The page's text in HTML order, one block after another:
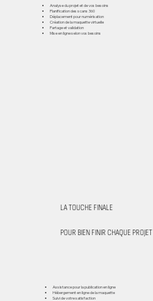
Analyse du projet et de vos besoins
Planification des scans 360
Déplacement pour numérisation
Création de la maquette virtuelle
Partage et validation
Mise en ligne selon vos besoins
LA TOUCHE FINALE
POUR BIEN FINIR CHAQUE PROJET
Assistance pour la publication en ligne
Hébergement en ligne de la maquette
Suivi de votre satisfaction